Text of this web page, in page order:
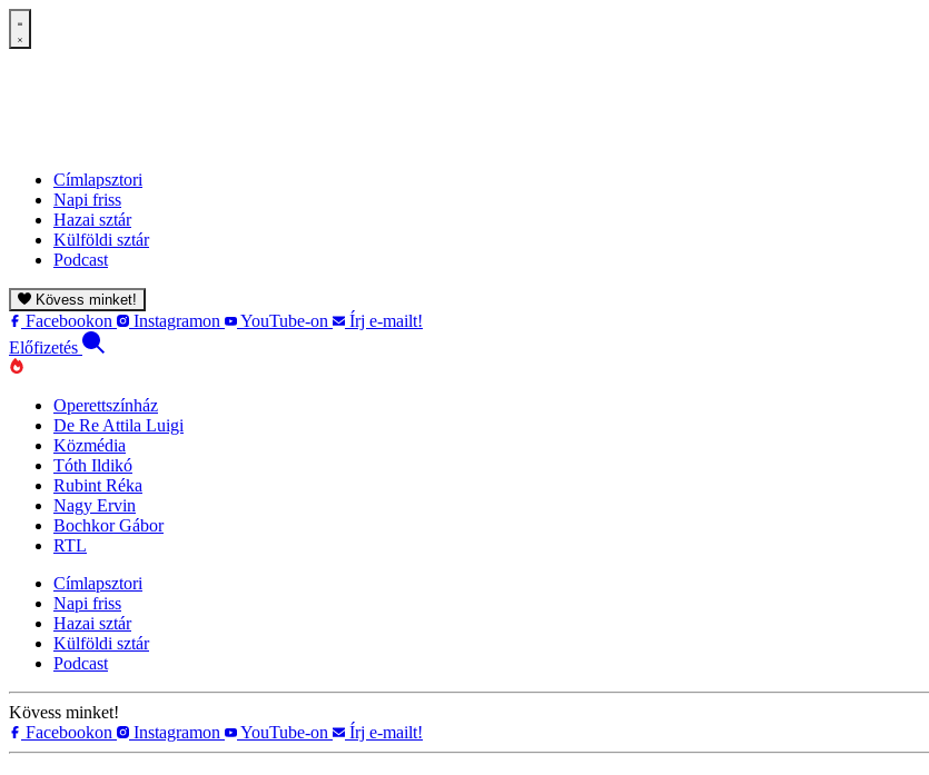
Címlapsztori
Napi friss
Hazai sztár
Külföldi sztár
Podcast
Kövess minket!
Facebookon Instagramon YouTube-on
Írj e-mailt!
Előfizetés
Operettszínház
De Re Attila Luigi
Közmédia
Tóth Ildikó
Rubint Réka
Nagy Ervin
Bochkor Gábor
RTL
Címlapsztori
Napi friss
Hazai sztár
Külföldi sztár
Podcast
Kövess minket!
Facebookon
Instagramon YouTube-on Írj e-mailt!